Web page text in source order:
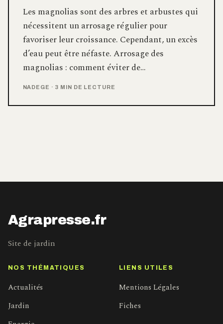
Les magnolias sont des arbres et arbustes qui
nécessitent un arrosage régulier pour
favoriser leur croissance. Cependant, un excès
d’eau peut être néfaste. Arrosage des
magnolias : comment éviter de…
NADEGE · 3 MIN DE LECTURE
Agrapresse.fr
Site de jardin
NOS THÉMATIQUES
Actualités
Jardin
LIENS UTILES
Mentions Légales
Fiches